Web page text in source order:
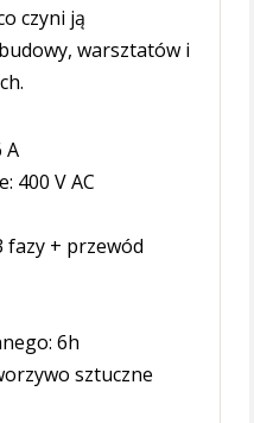
czyni ją
warsztatów i
A
400 V AC
fazy + przewód
6h
sztuczne